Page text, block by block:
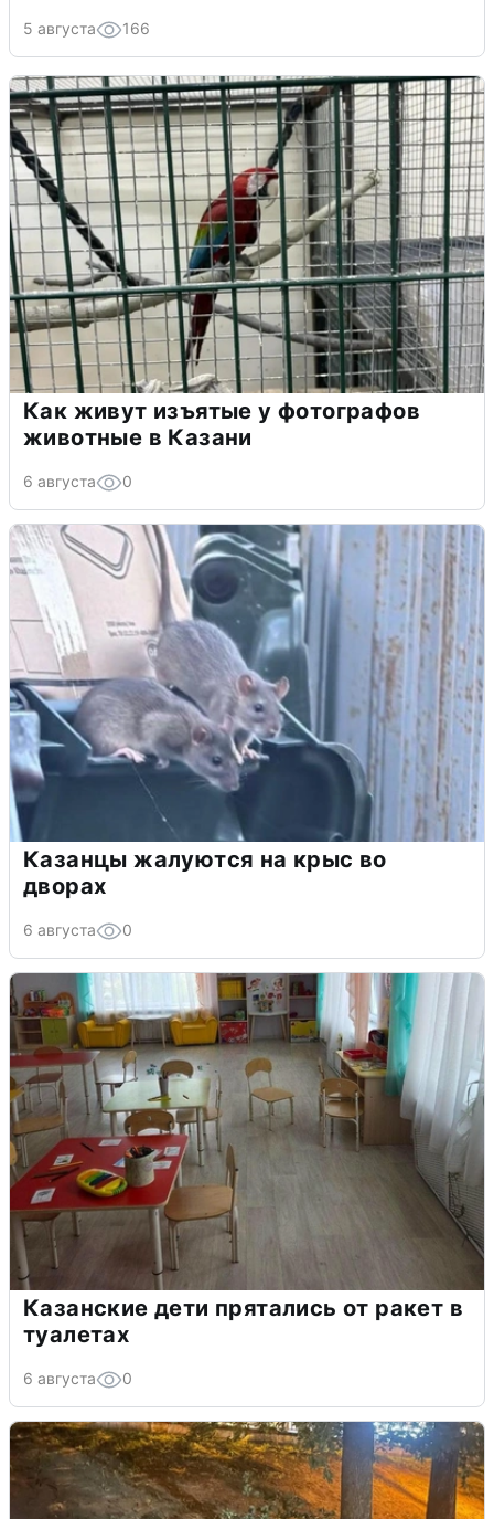
5 августа 166
Как живут изъятые у фотографов
животные в Казани
6 августа 0
Казанцы жалуются на крыс во
дворах
6 августа 0
Казанские дети прятались от ракет в
туалетах
6 августа 0